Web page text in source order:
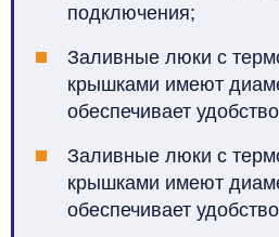
подключения;
Заливные люки с
крышками имеют
обеспечивает
Заливные люки с
крышками имеют
обеспечивает